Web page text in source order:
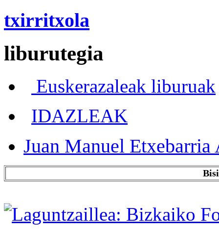
txirritxola
liburutegia
Euskerazaleak liburuak
IDAZLEAK
Juan Manuel Etxebarria